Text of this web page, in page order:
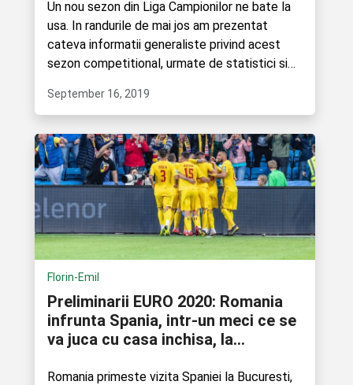
Un nou sezon din Liga Campionilor ne bate la
usa. In randurile de mai jos am prezentat
cateva informatii generaliste privind acest
sezon competitional, urmate de statistici si
September 16, 2019
Florin-Emil
Preliminarii EURO 2020: Romania
infrunta Spania, intr-un meci ce se
va juca cu casa inchisa, la
Romania primeste vizita Spaniei la Bucuresti,